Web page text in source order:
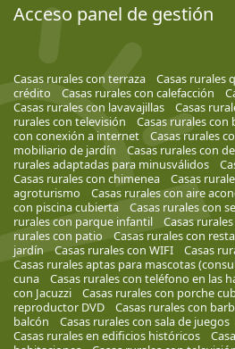
Acceso panel de gestión
Casas rurales con terraza
Casas rurales
crédito
Casas rurales con calefacción
Casas rurales con lavavajillas
Casas
rurales con televisión
Casas rurales con
con conexión a internet
Casas rurales
mobiliario de jardín
Casas rurales con
rurales adaptadas para minusválidos
Casas rurales con chimenea
Casas
agroturismo
Casas rurales con aire
con piscina cubierta
Casas rurales con
rurales con parque infantil
Casas
rurales con patio
Casas rurales con
jardín
Casas rurales con WIFI
Casas
Casas rurales aptas para mascotas
cuna
Casas rurales con teléfono en las
con Jacuzzi
Casas rurales con porche
reproductor DVD
Casas rurales con
balcón
Casas rurales con sala de juegos
Casas rurales en edificios históricos